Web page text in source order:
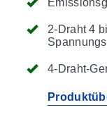
2-Draht 4
4-Draht-